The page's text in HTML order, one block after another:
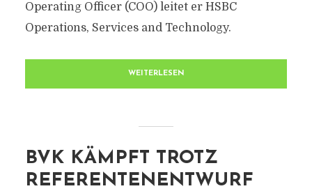
Operating Officer (COO) leitet er HSBC
Operations, Services and Technology.
WEITERLESEN
BVK KÄMPFT TROTZ
REFERENTENENTWURF